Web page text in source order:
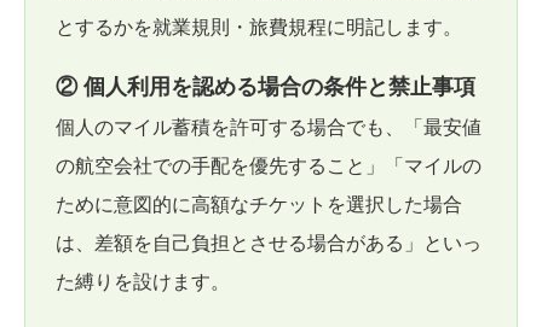
とするかを就業規則・旅費規程に明記します。
② 個人利用を認める場合の条件と禁止事項
個人のマイル蓄積を許可する場合でも、「最安値
の航空会社での手配を優先すること」「マイルの
ために意図的に高額なチケットを選択した場合
は、差額を自己負担とさせる場合がある」といっ
た縛りを設けます。